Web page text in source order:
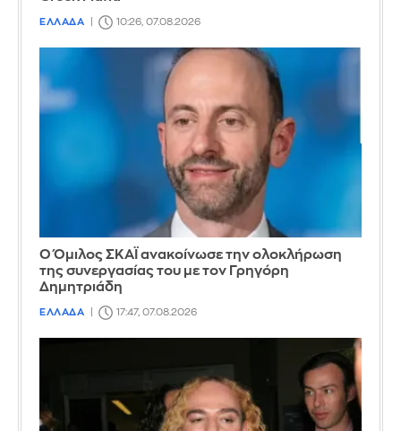
ΕΛΛΑΔΑ 10:26, 07.08.2026
Ο Όμιλος ΣΚΑΪ ανακοίνωσε την ολοκλήρωση
της συνεργασίας του με τον Γρηγόρη
Δημητριάδη
ΕΛΛΑΔΑ 17:47, 07.08.2026